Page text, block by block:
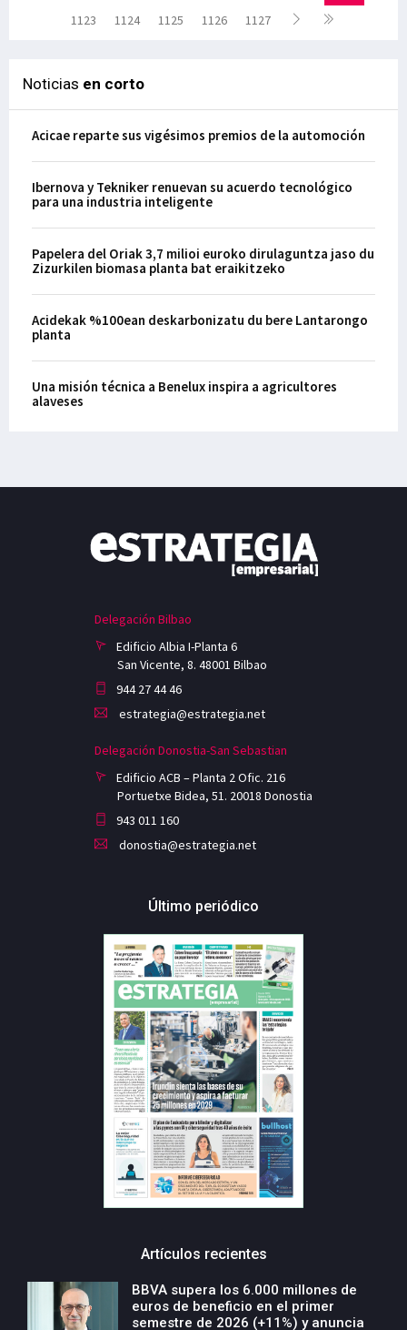
1123
1124 1125 1126 1127
Noticias en corto
Acicae reparte sus vigésimos premios de la automoción
Ibernova y Tekniker renuevan su acuerdo tecnológico
para una industria inteligente
Papelera del Oriak 3,7 milioi euroko dirulaguntza jaso du
Zizurkilen biomasa planta bat eraikitzeko
Acidekak %100ean deskarbonizatu du bere Lantarongo
planta
Una misión técnica a Benelux inspira a agricultores
alaveses
Delegación Bilbao
Edificio Albia I-Planta 6
San Vicente, 8. 48001 Bilbao
944 27 44 46
estrategia@estrategia.net
Delegación Donostia-San Sebastian
Edificio ACB – Planta 2 Ofic. 216
Portuetxe Bidea, 51. 20018 Donostia
943 011 160
donostia@estrategia.net
Último periódico
Artículos recientes
BBVA supera los 6.000 millones de
euros de beneficio en el primer
semestre de 2026 (+11%) y anuncia